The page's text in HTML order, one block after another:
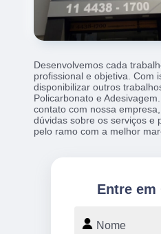
Desenvolvemos cada
profissional e objetiva. Com
disponibilizar outros
Policarbonato e
contato com nossa
dúvidas sobre os serviços e
pelo ramo com a melhor
Entre em